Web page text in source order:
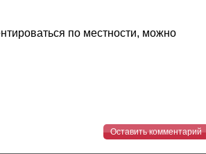
по местности, можно
Оставить комментарий